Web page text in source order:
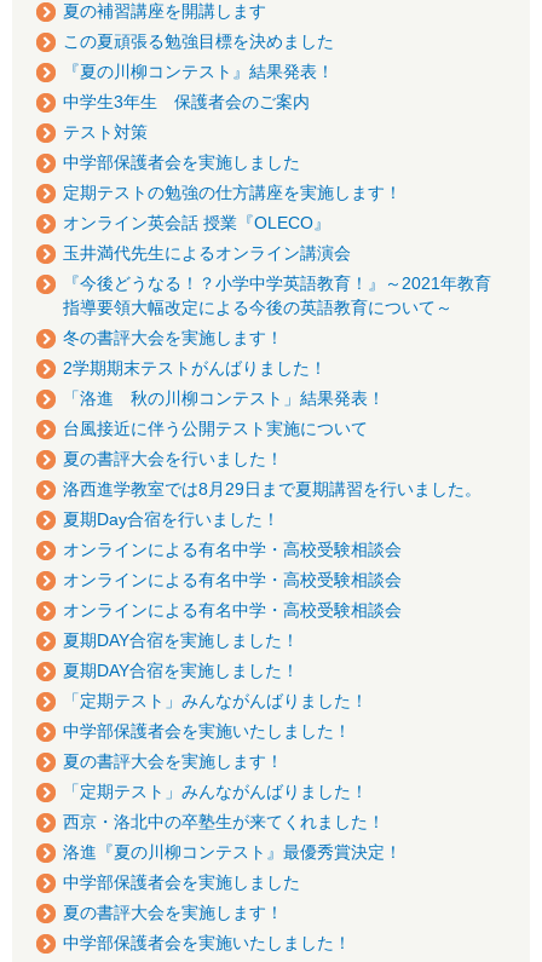
夏の補習講座を開講します
この夏頑張る勉強目標を決めました
『夏の川柳コンテスト』結果発表！
中学生3年生 保護者会のご案内
テスト対策
中学部保護者会を実施しました
定期テストの勉強の仕方講座を実施します！
オンライン英会話 授業『OLECO』
玉井満代先生によるオンライン講演会
『今後どうなる！？小学中学英語教育！』～2021年教育
指導要領大幅改定による今後の英語教育について～
冬の書評大会を実施します！
2学期期末テストがんばりました！
「洛進 秋の川柳コンテスト」結果発表！
台風接近に伴う公開テスト実施について
夏の書評大会を行いました！
洛西進学教室では8月29日まで夏期講習を行いました。
夏期Day合宿を行いました！
オンラインによる有名中学・高校受験相談会
オンラインによる有名中学・高校受験相談会
オンラインによる有名中学・高校受験相談会
夏期DAY合宿を実施しました！
夏期DAY合宿を実施しました！
「定期テスト」みんながんばりました！
中学部保護者会を実施いたしました！
夏の書評大会を実施します！
「定期テスト」みんながんばりました！
西京・洛北中の卒塾生が来てくれました！
洛進『夏の川柳コンテスト』最優秀賞決定！
中学部保護者会を実施しました
夏の書評大会を実施します！
中学部保護者会を実施いたしました！